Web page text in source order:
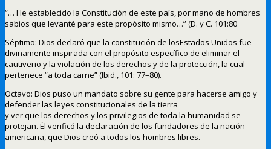
“… He establecido la Constitución de este país, por mano de hombres
sabios que levanté para este propósito mismo…” (D. y C. 101:80
Séptimo: Dios declaró que la constitución de losEstados Unidos fue
divinamente inspirada con el propósito específico de eliminar el
cautiverio y la violación de los derechos y de la protección, la cual
pertenece “a toda carne” (Ibid., 101: 77–80).
Octavo: Dios puso un mandato sobre su gente para hacerse amigo y
defender las leyes constitucionales de la tierra
y ver que los derechos y los privilegios de toda la humanidad se
protejan. Él verificó la declaración de los fundadores de la nación
americana, que Dios creó a todos los hombres libres.